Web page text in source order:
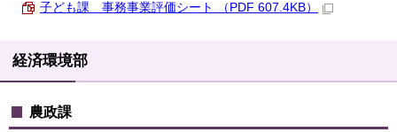
子ども課 事務事業評価シート （PDF 607.4KB）
経済環境部
農政課